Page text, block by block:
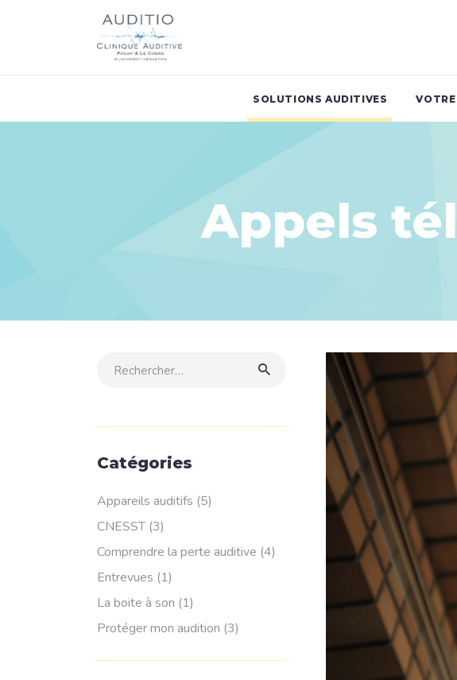
SOLUTIONS AUDITIVES
Appels
Rechercher:
Catégories
Appareils auditifs (5)
CNESST (3)
Comprendre la perte auditive (4)
Entrevues (1)
La boite à son (1)
Protéger mon audition (3)